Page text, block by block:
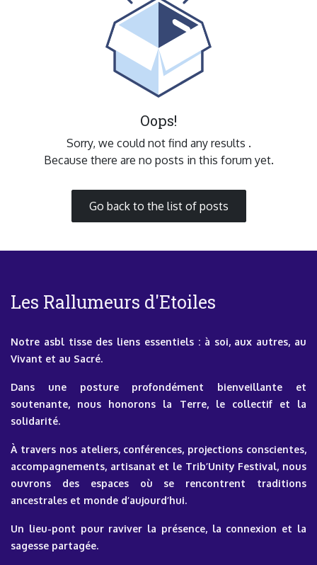
Oops!
Sorry, we could not find any results .
Because there are no posts in this forum yet.
Go back to the list of posts
Les Rallumeurs d'Etoiles
Notre asbl tisse des liens essentiels : à soi, aux autres, au
Vivant et au Sacré.
Dans une posture profondément bienveillante et
soutenante, nous honorons la Terre, le collectif et la
solidarité.
À travers nos ateliers, conférences, projections conscientes,
accompagnements, artisanat et le Trib’Unity Festival, nous
ouvrons des espaces où se rencontrent traditions
ancestrales et monde d’aujourd’hui.
Un lieu-pont pour raviver la présence, la connexion et la
sagesse partagée.